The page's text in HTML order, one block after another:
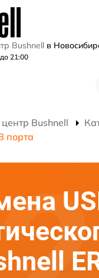
Bushnell в
21:00
Bushnell
порта